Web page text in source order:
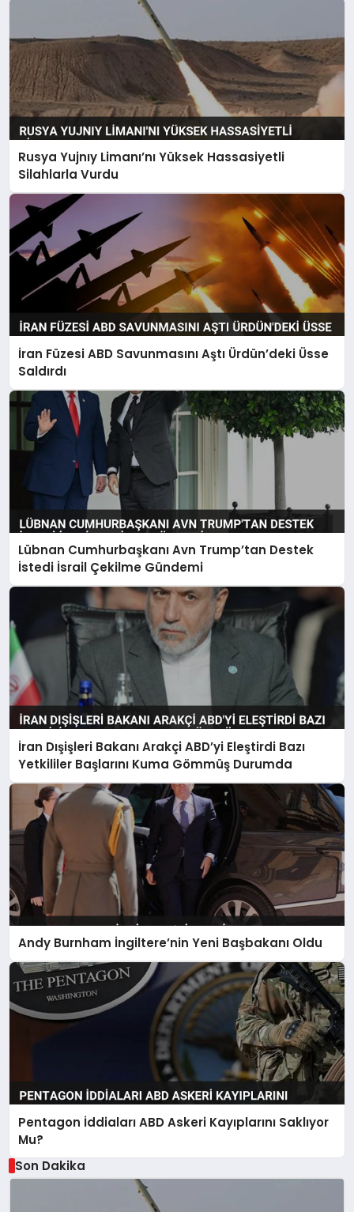
Rusya Yujnıy Limanı’nı Yüksek Hassasiyetli
Silahlarla Vurdu
İran Füzesi ABD Savunmasını Aştı Ürdün’deki Üsse
Saldırdı
Lübnan Cumhurbaşkanı Avn Trump’tan Destek
İstedi İsrail Çekilme Gündemi
İran Dışişleri Bakanı Arakçi ABD’yi Eleştirdi Bazı
Yetkililer Başlarını Kuma Gömmüş Durumda
Andy Burnham İngiltere’nin Yeni Başbakanı Oldu
Pentagon İddiaları ABD Askeri Kayıplarını Saklıyor
Mu?
Son Dakika